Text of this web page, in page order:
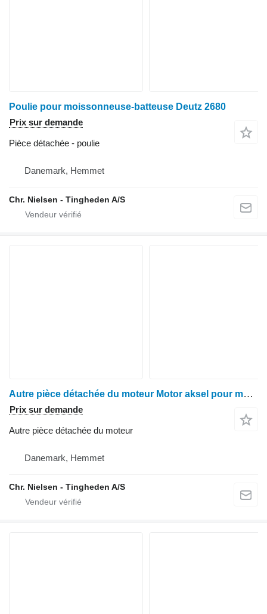
Poulie pour moissonneuse-batteuse Deutz 2680
Prix sur demande
Pièce détachée - poulie
Danemark, Hemmet
Chr. Nielsen - Tingheden A/S
Autre pièce détachée du moteur Motor aksel pour moissonneuse-batteuse Deutz 2680
Prix sur demande
Autre pièce détachée du moteur
Danemark, Hemmet
Chr. Nielsen - Tingheden A/S